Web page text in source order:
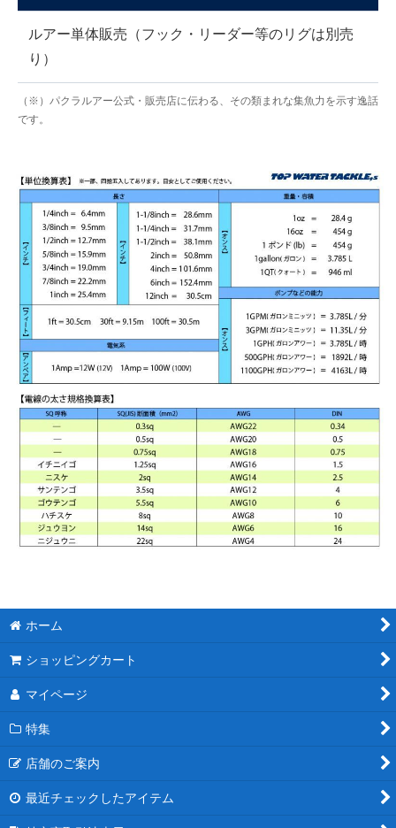
ルアー単体販売（フック・リーダー等のリグは別売
り）
（※）パクラルアー公式・販売店に伝わる、その類まれな集魚力を示す逸話
です。
ホーム
ショッピングカート
マイページ
特集
店舗のご案内
最近チェックしたアイテム